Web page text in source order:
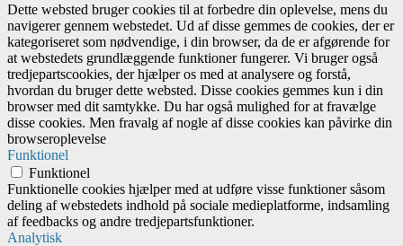
Dette websted bruger cookies til at forbedre din oplevelse, mens du
navigerer gennem webstedet. Ud af disse gemmes de cookies, der er
kategoriseret som nødvendige, i din browser, da de er afgørende for
at webstedets grundlæggende funktioner fungerer. Vi bruger også
tredjepartscookies, der hjælper os med at analysere og forstå,
hvordan du bruger dette websted. Disse cookies gemmes kun i din
browser med dit samtykke. Du har også mulighed for at fravælge
disse cookies. Men fravalg af nogle af disse cookies kan påvirke din
browseroplevelse
Funktionel
Funktionel
Funktionelle cookies hjælper med at udføre visse funktioner såsom
deling af webstedets indhold på sociale medieplatforme, indsamling
af feedbacks og andre tredjepartsfunktioner.
Analytisk